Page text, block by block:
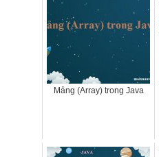
Mảng (Array) trong Java